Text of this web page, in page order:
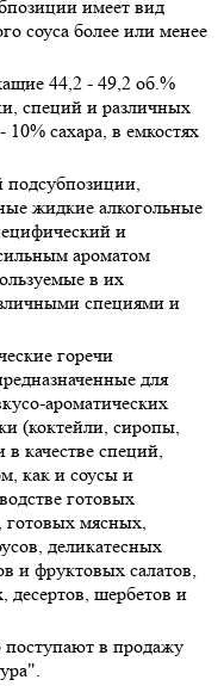
имеет вид
соуса более или менее
44,2 - 49,2 об.%
специй и различных
сахара, в емкостях
подсубпозиции,
жидкие алкогольные
и
ароматом
в их
специями и
горечи
для
ароматических
(коктейли, сиропы,
в качестве специй,
как и соусы и
готовых
мясных,
деликатесных
и фруктовых салатов,
шербетов и
в продажу